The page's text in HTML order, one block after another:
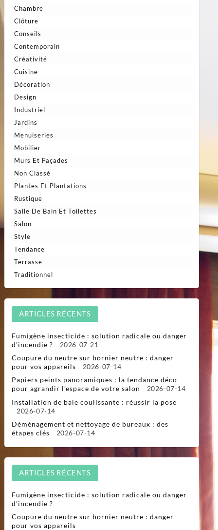
Chambre
Clôture
Conseils
Contemporain
Créativité
Cuisine
Décoration
Design
Industriel
Jardins
Menuiseries
Mobilier
Murs Et Façades
Non Classé
Plantes Et Plantations
Rustique
Salle De Bain Et Toilettes
Salon
Style
Tendance
Terrasse
Traditionnel
ARTICLES RÉCENTS
Fumigène insecticide : solution radicale ou danger
d’incendie ?
2026-07-21
Coupure du neutre sur bornier neutre : danger
pour vos appareils
2026-07-14
Papiers peints panoramiques : la tendance déco
pour agrandir l’espace de votre salon
2026-07-14
Installation de baie coulissante : réussir la pose
2026-07-14
Déménagement et nettoyage de bureaux : des
étapes clés
2026-07-14
ARTICLES RÉCENTS
Fumigène insecticide : solution radicale ou danger
d’incendie ?
Coupure du neutre sur bornier neutre : danger
pour vos appareils